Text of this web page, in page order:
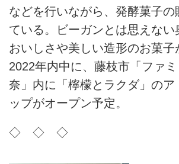
などを行いながら、発酵菓子の
ている。ビーガンとは思えない
おいしさや美しい造形のお菓子
2022年内中に、藤枝市「ファ
奈」内に「檸檬とラクダ」のア
ップがオープン予定。
◇ ◇ ◇